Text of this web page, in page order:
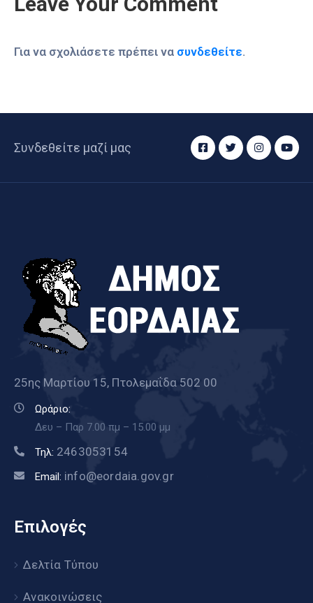
Για να σχολιάσετε πρέπει να συνδεθείτε.
Συνδεθείτε μαζί μας
25ης Μαρτίου 15, Πτολεμαΐδα 502 00
Ωράριο:
Δευ – Παρ 7.00 πμ – 15.00 μμ
Τηλ: 2463053154
Email: info@eordaia.gov.gr
Επιλογές
Δελτία Τύπου
Ανακοινώσεις